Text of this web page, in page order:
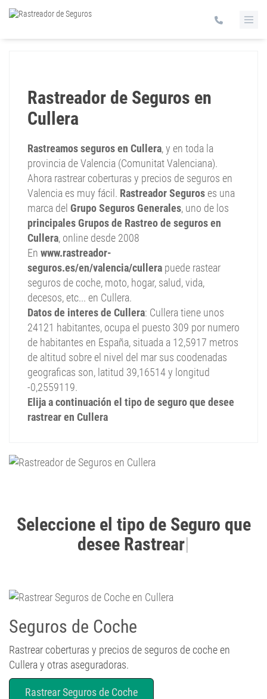
Rastreador de Seguros en
Cullera
Rastreamos seguros en Cullera, y en toda la
provincia de Valencia (Comunitat Valenciana).
Ahora rastrear coberturas y precios de seguros en
Valencia es muy fácil. Rastreador Seguros es una
marca del Grupo Seguros Generales, uno de los
principales Grupos de Rastreo de seguros en
Cullera, online desde 2008
En www.rastreador-
seguros.es/en/valencia/cullera puede rastear
seguros de coche, moto, hogar, salud, vida,
decesos, etc... en Cullera.
Datos de interes de Cullera: Cullera tiene unos
24121 habitantes, ocupa el puesto 309 por numero
de habitantes en España, situada a 12,5917 metros
de altitud sobre el nivel del mar sus coodenadas
geograficas son, latitud 39,16514 y longitud
-0,2559119.
Elija a continuación el tipo de seguro que desee
rastrear en Cullera
Seguros de Coche
Rastrear coberturas y precios de seguros de coche en
Cullera y otras aseguradoras.
Rastrear Seguros de Coche